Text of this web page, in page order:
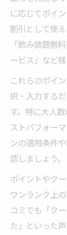
に応じてポイ
割引として使
「飲み放題無
ービス」など
これらのポイ
択・入力する
す。特に大人
ストパフォー
ンの適用条件
認しましょう。
ポイントやク
ワンランク上
コミでも「ク
た」といった